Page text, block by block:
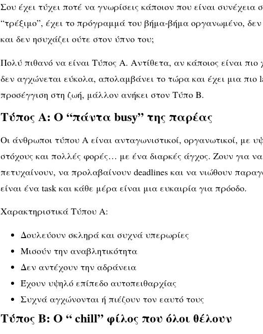
Σου έχει τύχει ποτέ να γνωρίσεις κάποιον που είναι συνέχεια
“τρέξιμο”, έχει το πρόγραμμά του βήμα-βήμα οργανωμένο,
και δεν ησυχάζει ούτε στον ύπνο του;
Πολύ πιθανό να είναι Τύπος Α. Αντίθετα, αν κάποιος είναι πιο
δεν αγχώνεται εύκολα, απολαμβάνει το τώρα και έχει μια πιο
προσέγγιση στη ζωή, μάλλον ανήκει στον Τύπο Β.
Τύπος Α: Ο “πάντα busy” της παρέας
Οι άνθρωποι τύπου Α είναι ανταγωνιστικοί, οργανωτικοί, με
στόχους και πολλές φορές… με ένα διαρκές άγχος. Ζουν για να
πετυχαίνουν, να προλαβαίνουν deadlines και να νιώθουν
είναι ένα task και κάθε μέρα είναι μια ευκαιρία για πρόοδο.
Χαρακτηριστικά Τύπου Α:
Δουλεύουν σκληρά και συχνά υπερωρίες
Μισούν την αναβλητικότητα
Δεν αντέχουν την αδράνεια
Έχουν υψηλό επίπεδο αυτοπειθαρχίας
Συχνά αγχώνονται ή πιέζουν τον εαυτό τους
Τύπος Β: Ο “ chill” φίλος που όλοι θέλουν